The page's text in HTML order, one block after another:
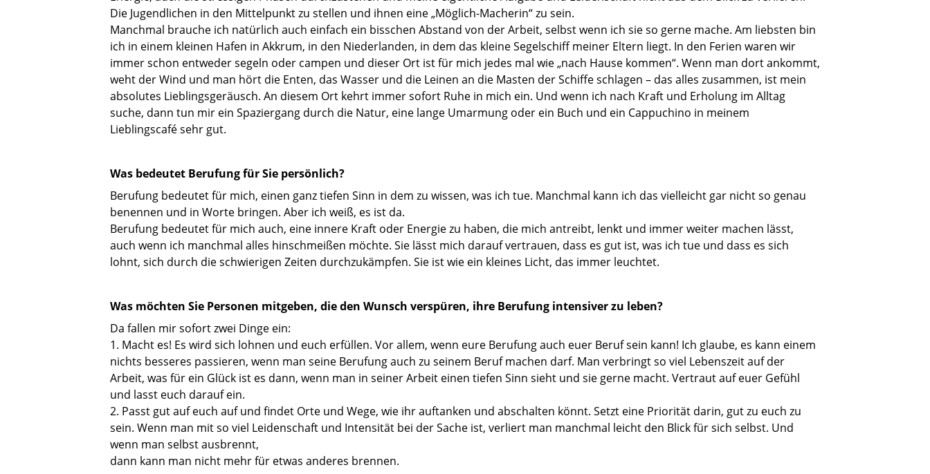
Die Jugendlichen in den Mittelpunkt zu stellen und ihnen eine „Möglich-Macherin“ zu sein.
Manchmal brauche ich natürlich auch einfach ein bisschen Abstand von der Arbeit, selbst wenn ich sie so gerne mache. Am liebsten bin
ich in einem kleinen Hafen in Akkrum, in den Niederlanden, in dem das kleine Segelschiff meiner Eltern liegt. In den Ferien waren wir
immer schon entweder segeln oder campen und dieser Ort ist für mich jedes mal wie „nach Hause kommen“. Wenn man dort ankommt,
weht der Wind und man hört die Enten, das Wasser und die Leinen an die Masten der Schiffe schlagen – das alles zusammen, ist mein
absolutes Lieblingsgeräusch. An diesem Ort kehrt immer sofort Ruhe in mich ein. Und wenn ich nach Kraft und Erholung im Alltag
suche, dann tun mir ein Spaziergang durch die Natur, eine lange Umarmung oder ein Buch und ein Cappuchino in meinem
Lieblingscafé sehr gut.
Was bedeutet Berufung für Sie persönlich?
Berufung bedeutet für mich, einen ganz tiefen Sinn in dem zu wissen, was ich tue. Manchmal kann ich das vielleicht gar nicht so genau
benennen und in Worte bringen. Aber ich weiß, es ist da.
Berufung bedeutet für mich auch, eine innere Kraft oder Energie zu haben, die mich antreibt, lenkt und immer weiter machen lässt,
auch wenn ich manchmal alles hinschmeißen möchte. Sie lässt mich darauf vertrauen, dass es gut ist, was ich tue und dass es sich
lohnt, sich durch die schwierigen Zeiten durchzukämpfen. Sie ist wie ein kleines Licht, das immer leuchtet.
Was möchten Sie Personen mitgeben, die den Wunsch verspüren, ihre Berufung intensiver zu leben?
Da fallen mir sofort zwei Dinge ein:
1. Macht es! Es wird sich lohnen und euch erfüllen. Vor allem, wenn eure Berufung auch euer Beruf sein kann! Ich glaube, es kann einem
nichts besseres passieren, wenn man seine Berufung auch zu seinem Beruf machen darf. Man verbringt so viel Lebenszeit auf der
Arbeit, was für ein Glück ist es dann, wenn man in seiner Arbeit einen tiefen Sinn sieht und sie gerne macht. Vertraut auf euer Gefühl
und lasst euch darauf ein.
2. Passt gut auf euch auf und findet Orte und Wege, wie ihr auftanken und abschalten könnt. Setzt eine Priorität darin, gut zu euch zu
sein. Wenn man mit so viel Leidenschaft und Intensität bei der Sache ist, verliert man manchmal leicht den Blick für sich selbst. Und
wenn man selbst ausbrennt,
dann kann man nicht mehr für etwas anderes brennen.